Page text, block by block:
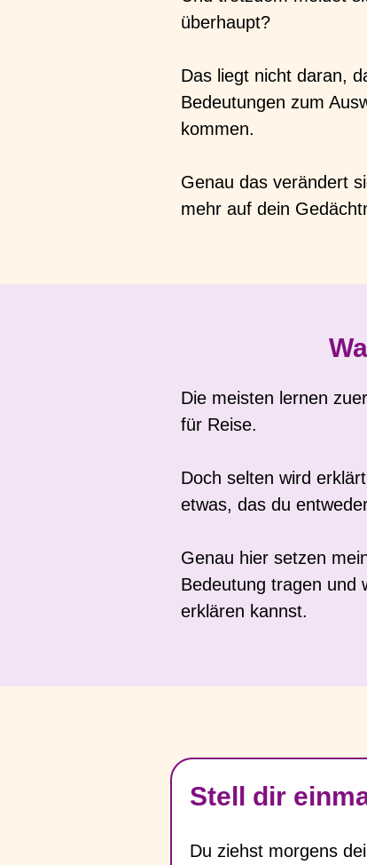
überhaupt?
Das liegt nicht daran,
Bedeutungen zum
kommen.
Genau das verändert
mehr auf dein
Die meisten lernen
für Reise.
Doch selten wird
etwas, das du
Genau hier setzen
Bedeutung tragen und
erklären kannst.
Stell dir
Du ziehst morgens